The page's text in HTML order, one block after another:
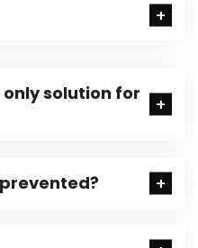
solution for